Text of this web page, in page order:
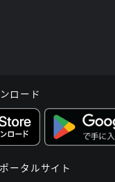
ロード
ータルサイト